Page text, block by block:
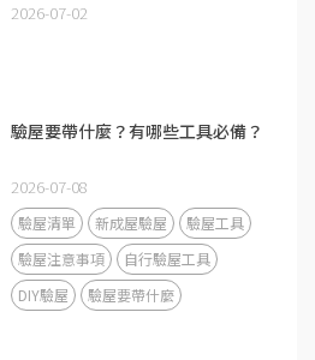
2026-07-02
驗屋要帶什麼？有哪些工具必備？
2026-07-08
驗屋清單 新成屋驗屋
驗屋工具
驗屋注意事項
自行驗屋工具
DIY驗屋
驗屋要帶什麼